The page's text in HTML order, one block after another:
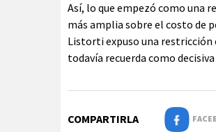
Así, lo que empezó como una
más amplia sobre el costo de
Listorti expuso una restricción
todavía recuerda como
COMPARTIRLA